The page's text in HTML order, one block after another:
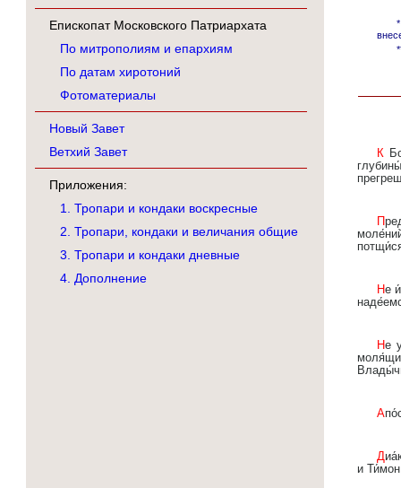
Епископат Московского Патриархата
По митрополиям и епархиям
По датам хиротоний
Фотоматериалы
Новый Завет
Ветхий Завет
Приложения:
1. Тропари и кондаки воскресные
2. Тропари, кондаки и величания общие
3. Тропари и кондаки дневные
4. Дополнение
К Богоро́дице приле́жно ны́не притеце́м,/ гре́шнии и смире́ннии, и припаде́м,/ в покая́нии зову́ще из
Предста́тельство христиа́н непосты́дное,/ хода́тайство ко Творцу́ непрело́жное,/ не пре́зри гре́шных
Не и́мамы ины́я по́мощи,/ не и́мамы ины́я наде́жды,/ ра́зве Тебе́, Влады́чице,/ Ты нам помози́,/ на Тебе́
Не умолчи́м никогда́, Богоро́дице,/ си́лы Твоя́ глаго́лати недосто́йнии,/ а́ще бо Ты не бы предстоя́ла
Диа́кони честни́и,/ и самови́дцы Сло́ва,/ и сосу́ди избра́ннии яви́стеся ве́ры,/ Никано́р, Про́хор, Парме́н
и